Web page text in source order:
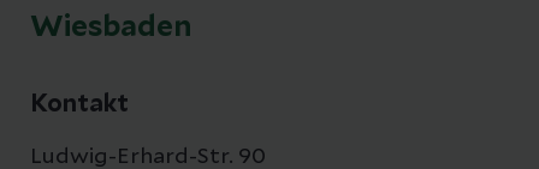
Wiesbaden
Kontakt
Ludwig-Erhard-Str. 90